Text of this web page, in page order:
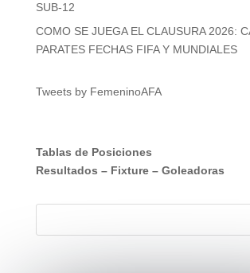
SUB-12
COMO SE JUEGA EL CLAUSURA 2026:
PARATES FECHAS FIFA Y MUNDIALES
Tweets by FemeninoAFA
Tablas de Posiciones
Resultados – Fixture– Goleadoras